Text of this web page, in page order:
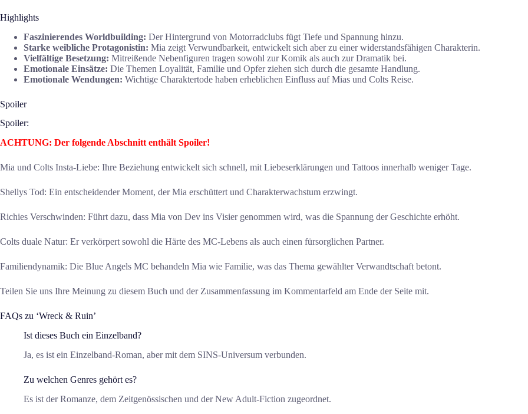
Highlights
Faszinierendes Worldbuilding: Der Hintergrund von Motorradclubs fügt Tiefe und Spannung hinzu.
Starke weibliche Protagonistin: Mia zeigt Verwundbarkeit, entwickelt sich aber zu einer widerstandsfähigen Charakterin.
Vielfältige Besetzung: Mitreißende Nebenfiguren tragen sowohl zur Komik als auch zur Dramatik bei.
Emotionale Einsätze: Die Themen Loyalität, Familie und Opfer ziehen sich durch die gesamte Handlung.
Emotionale Wendungen: Wichtige Charaktertode haben erheblichen Einfluss auf Mias und Colts Reise.
Spoiler
Spoiler:
ACHTUNG: Der folgende Abschnitt enthält Spoiler!
Mia und Colts Insta-Liebe: Ihre Beziehung entwickelt sich schnell, mit Liebeserklärungen und Tattoos innerhalb weniger Tage.
Shellys Tod: Ein entscheidender Moment, der Mia erschüttert und Charakterwachstum erzwingt.
Richies Verschwinden: Führt dazu, dass Mia von Dev ins Visier genommen wird, was die Spannung der Geschichte erhöht.
Colts duale Natur: Er verkörpert sowohl die Härte des MC-Lebens als auch einen fürsorglichen Partner.
Familiendynamik: Die Blue Angels MC behandeln Mia wie Familie, was das Thema gewählter Verwandtschaft betont.
Teilen Sie uns Ihre Meinung zu diesem Buch und der Zusammenfassung im Kommentarfeld am Ende der Seite mit.
FAQs zu ‘Wreck & Ruin’
Ist dieses Buch ein Einzelband?
Ja, es ist ein Einzelband-Roman, aber mit dem SINS-Universum verbunden.
Zu welchen Genres gehört es?
Es ist der Romanze, dem Zeitgenössischen und der New Adult-Fiction zugeordnet.